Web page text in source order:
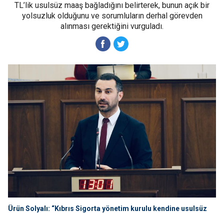
TL’lik usulsüz maaş bağladığını belirterek, bunun açık bir
yolsuzluk olduğunu ve sorumluların derhal görevden
alınması gerektiğini vurguladı.
Ürün Solyalı: “Kıbrıs Sigorta yönetim kurulu kendine usulsüz